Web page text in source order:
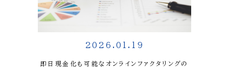
2026.01.19
即日現金化も可能なオンラインファクタリングの